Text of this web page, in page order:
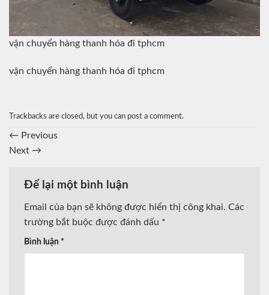
vận chuyển hàng thanh hóa đi tphcm
vận chuyển hàng thanh hóa đi tphcm
Trackbacks are closed, but you can post a comment.
← Previous
Next →
Để lại một bình luận
Email của bạn sẽ không được hiển thị công khai. Các
trường bắt buộc được đánh dấu *
Bình luận *